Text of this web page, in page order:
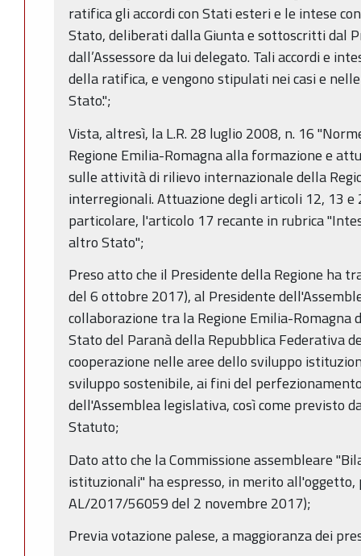
ratifica gli accordi con Stati esteri e le intese
Stato, deliberati dalla Giunta e sottoscritti dal
dall’Assessore da lui delegato. Tali accordi e
della ratifica, e vengono stipulati nei casi e
Stato.";
Vista, altresì, la L.R. 28 luglio 2008, n. 16
Regione Emilia-Romagna alla formazione e
sulle attività di rilievo internazionale della
interregionali. Attuazione degli articoli 12, 13
particolare, l'articolo 17 recante in rubrica
altro Stato";
Preso atto che il Presidente della Regione ha
del 6 ottobre 2017), al Presidente
collaborazione tra la Regione Emilia-Romagna
Stato del Paranà della Repubblica Federativa
cooperazione nelle aree dello sviluppo
sviluppo sostenibile, ai fini del
dell'Assemblea legislativa, così come previsto
Statuto;
Dato atto che la Commissione assembleare
istituzionali" ha espresso, in merito
AL/2017/56059 del 2 novembre 2017);
Previa votazione palese, a maggioranza dei